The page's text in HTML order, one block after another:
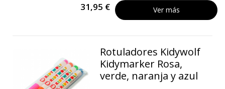
31,95 € Ver más
Rotuladores Kidywolf
Kidymarker Rosa,
verde, naranja y azul